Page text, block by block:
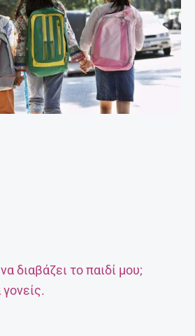
διαβάζει το παιδί μου;